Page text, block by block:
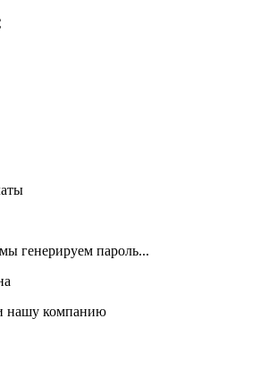
генерируем пароль...
нашу компанию